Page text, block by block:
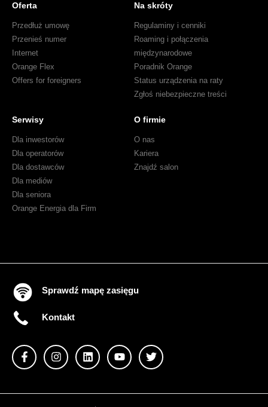
Mans
‘66”,
oraz
„Doktor
Sen”
w
w
Orange
Oferta
Przedłuż umowę
Przenieś numer
Internet
Orange Flex
Offers for foreigners
Na skróty
Regulaminy i cenniki
Roaming i połączenia
międzynarodowe
Poradnik Orange
Status urządzenia na raty
Zgłoś niebezpieczne treści
Serwisy
Dla inwestorów
Dla operatorów
Dla dostawców
Dla mediów
Dla seniora
Orange Energia dla Firm
O firmie
O nas
Kariera
Znajdź salon
Sprawdź mapę zasięgu
Kontakt